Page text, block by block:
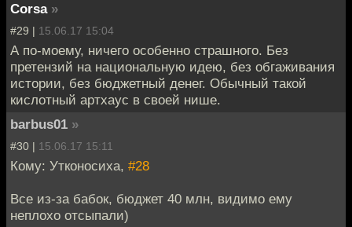
Corsa »
#29 | 15.06.17 15:04
А по-моему, ничего особенно страшного. Без
претензий на национальную идею, без обгаживания
истории, без бюджетный денег. Обычный такой
кислотный артхаус в своей нише.
barbus01 »
#30 | 15.06.17 15:11
Кому: Утконосиха, #28
Все из-за бабок, бюджет 40 млн, видимо ему
неплохо отсыпали)